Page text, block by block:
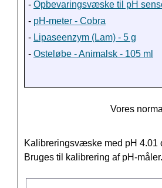
- Opbevaringsvæske til pH
- pH-meter - Cobra
- Lipaseenzym (Lam) - 5 g
- Osteløbe - Animalsk - 105 ml
Vores
Kalibreringsvæske med pH 4.01
Bruges til kalibrering af pH-måler.